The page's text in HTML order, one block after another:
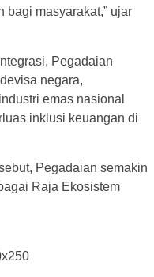
bagi masyarakat,” ujar
Pegadaian
negara,
emas nasional
inklusi keuangan di
Pegadaian semakin
Raja Ekosistem